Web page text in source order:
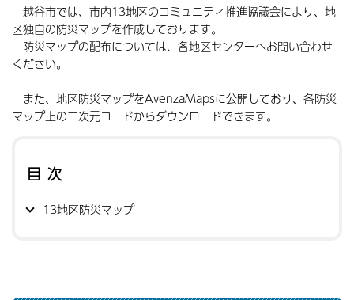
越谷市では、市内13地区のコミュニティ推進協議会により、地
区独自の防災マップを作成しております。
防災マップの配布については、各地区センターへお問い合わせ
ください。
また、地区防災マップをAvenzaMapsに公開しており、各防災
マップ上の二次元コードからダウンロードできます。
目次
13地区防災マップ